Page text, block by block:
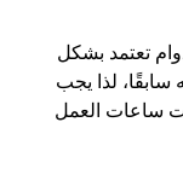
تعتمد بشكل
لذا يجب
ساعات العمل